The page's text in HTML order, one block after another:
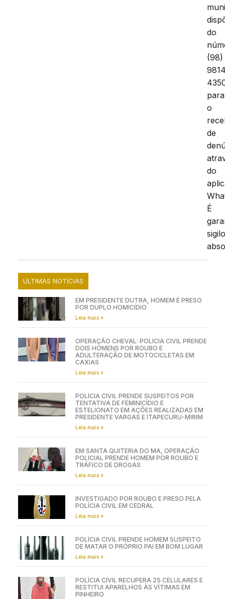
do
(98)
para
o
de
do
É
ÚLTIMAS NOTÍCIAS
EM PRESIDENTE DUTRA, HOMEM É PRESO
POR DUPLO HOMICÍDIO
Leia mais »
OPERAÇÃO CHEVAL: POLÍCIA CIVIL PRENDE
DOIS HOMENS POR ROUBO E
ADULTERAÇÃO DE MOTOCICLETAS EM
CAXIAS
Leia mais »
POLÍCIA CIVIL PRENDE SUSPEITOS POR
TENTATIVA DE FEMINICÍDIO E
ESTELIONATO EM AÇÕES REALIZADAS EM
PRESIDENTE VARGAS E ITAPECURU-MIRIM
Leia mais »
EM SANTA QUITÉRIA DO MA, OPERAÇÃO
POLICIAL PRENDE HOMEM POR ROUBO E
TRÁFICO DE DROGAS
Leia mais »
INVESTIGADO POR ROUBO É PRESO PELA
POLÍCIA CIVIL EM CEDRAL
Leia mais »
POLÍCIA CIVIL PRENDE HOMEM SUSPEITO
DE MATAR O PRÓPRIO PAI EM BOM LUGAR
Leia mais »
POLÍCIA CIVIL RECUPERA 25 CELULARES E
RESTITUI APARELHOS ÀS VÍTIMAS EM
PINHEIRO